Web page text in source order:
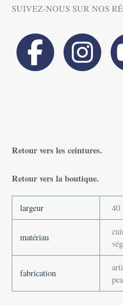
SUIVEZ-NOUS SUR NOS
Retour vers les ceintures.
Retour vers la boutique.
largeur 40
matériau
fabrication